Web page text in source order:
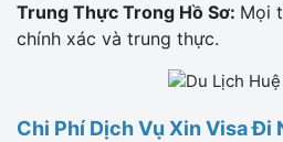
Trung Thực Trong Hồ Sơ: Mọi
chính xác và trung thực.
Chi Phí Dịch Vụ Xin Visa Đi